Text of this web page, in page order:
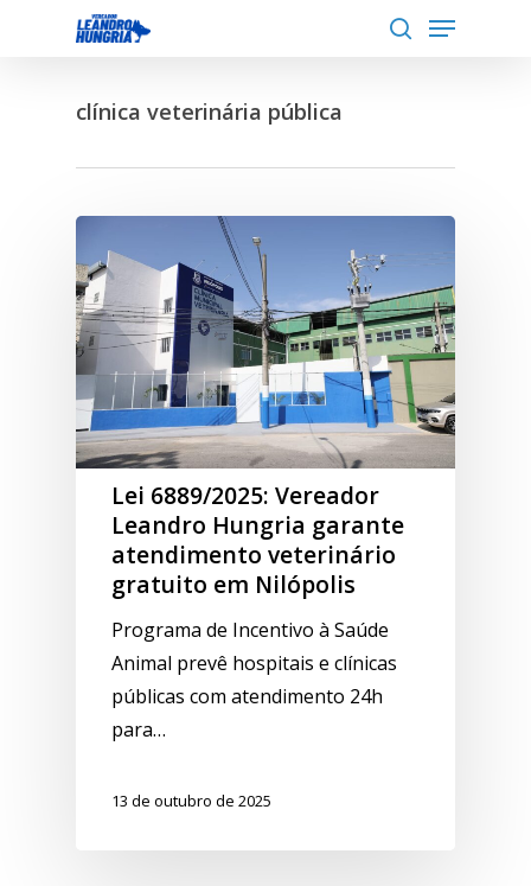
Menu
clínica veterinária pública
Lei 6889/2025: Vereador
Leandro Hungria garante
atendimento veterinário
gratuito em Nilópolis
Programa de Incentivo à Saúde
Animal prevê hospitais e clínicas
públicas com atendimento 24h
para…
13 de outubro de 2025